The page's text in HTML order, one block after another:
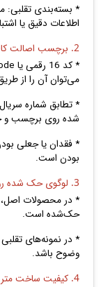
* بسته‌بندی تقلبی:
اطلاعات دقیق یا
2. برچسب اصالت کالا
می‌توان آن را از
* تطابق شماره
شده روی برچسب و
* فقدان یا جعلی
بودن است.
3. لوگوی حک‌ شده روی قطعه
* در محصولات اصل،
حک‌شده است.
* در نمونه‌های
وضوح باشد.
4. کیفیت ساخت متریال و مونتاژ